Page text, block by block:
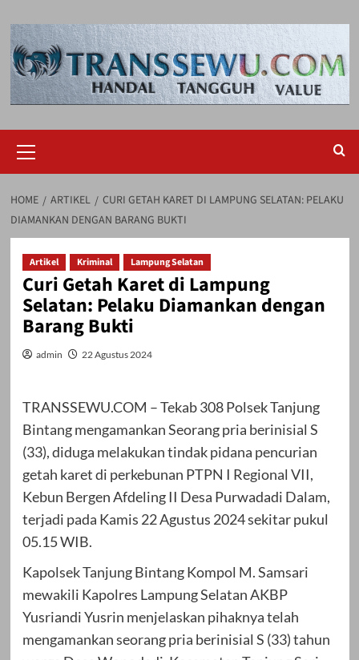
to
content
Menu
HOME ARTIKEL
CURI GETAH KARET DI LAMPUNG SELATAN: PELAKU
DIAMANKAN DENGAN BARANG BUKTI
Artikel Kriminal Lampung Selatan
Curi Getah Karet di Lampung
Selatan: Pelaku Diamankan dengan
Barang Bukti
admin 22 Agustus 2024
TRANSSEWU.COM – Tekab 308 Polsek Tanjung
Bintang mengamankan Seorang pria berinisial S
(33), diduga melakukan tindak pidana pencurian
getah karet di perkebunan PTPN I Regional VII,
Kebun Bergen Afdeling II Desa Purwadadi Dalam,
terjadi pada Kamis 22 Agustus 2024 sekitar pukul
05.15 WIB.
Kapolsek Tanjung Bintang Kompol M. Samsari
mewakili Kapolres Lampung Selatan AKBP
Yusriandi Yusrin menjelaskan pihaknya telah
mengamankan seorang pria berinisial S (33) tahun